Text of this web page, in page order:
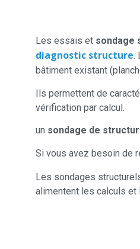
Les essais et sondage
diagnostic structure.
bâtiment existant
Ils permettent de
vérification par calcul.
un sondage de
Si vous avez besoin de
Les sondages
alimentent les calculs et